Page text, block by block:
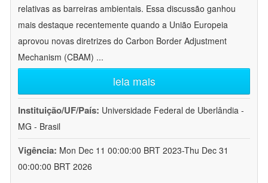
relativas as barreiras ambientais. Essa discussão ganhou
mais destaque recentemente quando a União Europeia
aprovou novas diretrizes do Carbon Border Adjustment
Mechanism (CBAM) ...
leia mais
Instituição/UF/País: Universidade Federal de Uberlândia -
MG - Brasil
Vigência: Mon Dec 11 00:00:00 BRT 2023-Thu Dec 31
00:00:00 BRT 2026